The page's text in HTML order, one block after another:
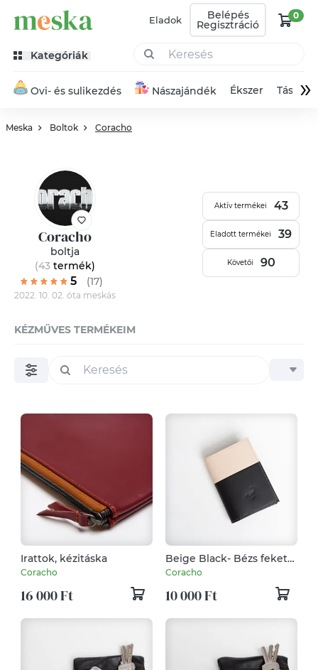
Eladok Belépés
Regisztráció
0
Kategóriák
Ovi- és sulikezdés Nászajándék Ékszer Táska»
Meska Boltok Coracho
Coracho
boltja
(43 termék)
5 (17)
2022. 10. 02. óta meskás
Aktív termékei 43
Eladott termékei 39
Követői 90
KÉZMŰVES TERMÉKEIM
Irattok, kézitáska
Coracho
16 000 Ft
Beige Black- Bézs fekete
marhabőr tárca
Coracho
10 000 Ft